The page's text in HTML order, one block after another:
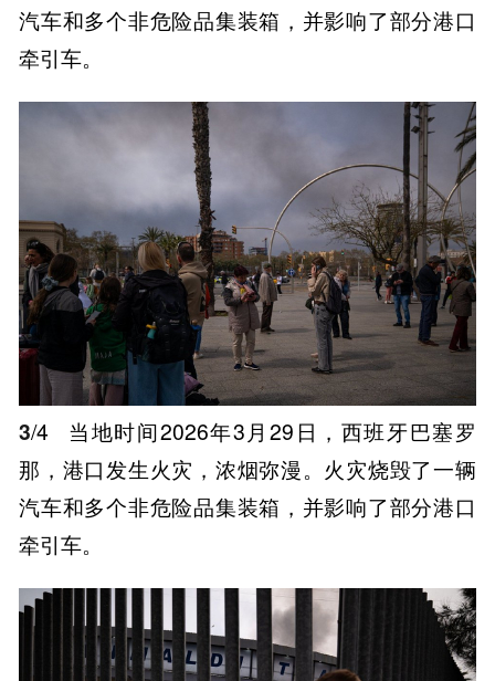
汽车和多个非危险品集装箱，并影响了部分港口
牵引车。
3/4
当地时间2026年3月29日，西班牙巴塞罗
那，港口发生火灾，浓烟弥漫。火灾烧毁了一辆
汽车和多个非危险品集装箱，并影响了部分港口
牵引车。